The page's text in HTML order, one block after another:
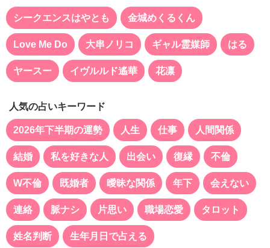
シークエンスはやとも 金城めくるくん
Love Me Do 大串ノリコ ギャル霊媒師 はる
ヤースー イヴルルド遙華 花凛
人気の占いキーワード
2026年下半期の運勢 人生 仕事 人間関係
結婚 私を好きな人 出会い 復縁 不倫
W不倫 既婚者 曖昧な関係 年下 会えない
連絡 脈ナシ 片思い 職場恋愛 タロット
姓名判断 生年月日で占える